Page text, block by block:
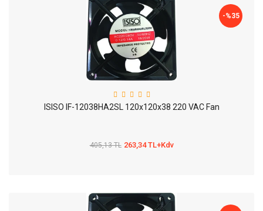
-%35
ISISO IF-12038HA2SL 120x120x38 220 VAC Fan
405,13 TL 263,34 TL+Kdv